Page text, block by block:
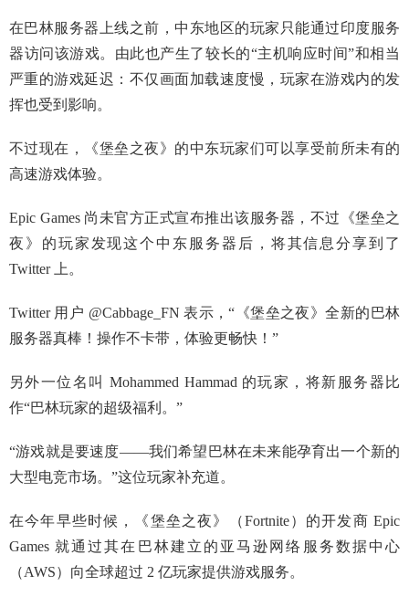
在巴林服务器上线之前，中东地区的玩家只能通过印度服务
器访问该游戏。由此也产生了较长的“主机响应时间”和相当
严重的游戏延迟：不仅画面加载速度慢，玩家在游戏内的发
挥也受到影响。
不过现在，《堡垒之夜》的中东玩家们可以享受前所未有的
高速游戏体验。
Epic Games 尚未官方正式宣布推出该服务器，不过《堡垒之
夜》的玩家发现这个中东服务器后，将其信息分享到了
Twitter 上。
Twitter 用户 @Cabbage_FN 表示，“《堡垒之夜》全新的巴林
服务器真棒！操作不卡带，体验更畅快！”
另外一位名叫 Mohammed Hammad 的玩家，将新服务器比
作“巴林玩家的超级福利。”
“游戏就是要速度——我们希望巴林在未来能孕育出一个新的
大型电竞市场。”这位玩家补充道。
在今年早些时候，《堡垒之夜》（Fortnite）的开发商 Epic
Games 就通过其在巴林建立的亚马逊网络服务数据中心
（AWS）向全球超过 2 亿玩家提供游戏服务。